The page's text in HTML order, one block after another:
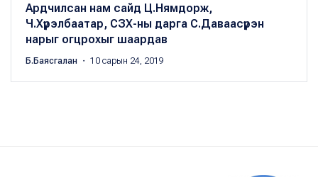
Ардчилсан нам сайд Ц.Нямдорж,
Ч.Хүрэлбаатар, СЗХ-ны дарга С.Даваасүрэн
нарыг огцрохыг шаардав
Б.Баясгалан ・ 10 сарын 24, 2019